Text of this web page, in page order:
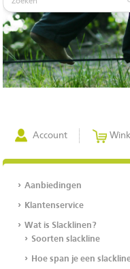
Account
Aanbiedingen
Klantenservice
Wat is Slacklinen?
Soorten slackline
Hoe span je een